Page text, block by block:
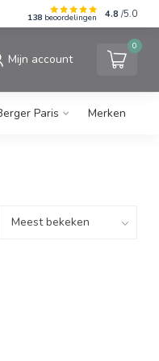
138 beoordelingen 4.8 /5.0
Mijn account
0
Paris Merken